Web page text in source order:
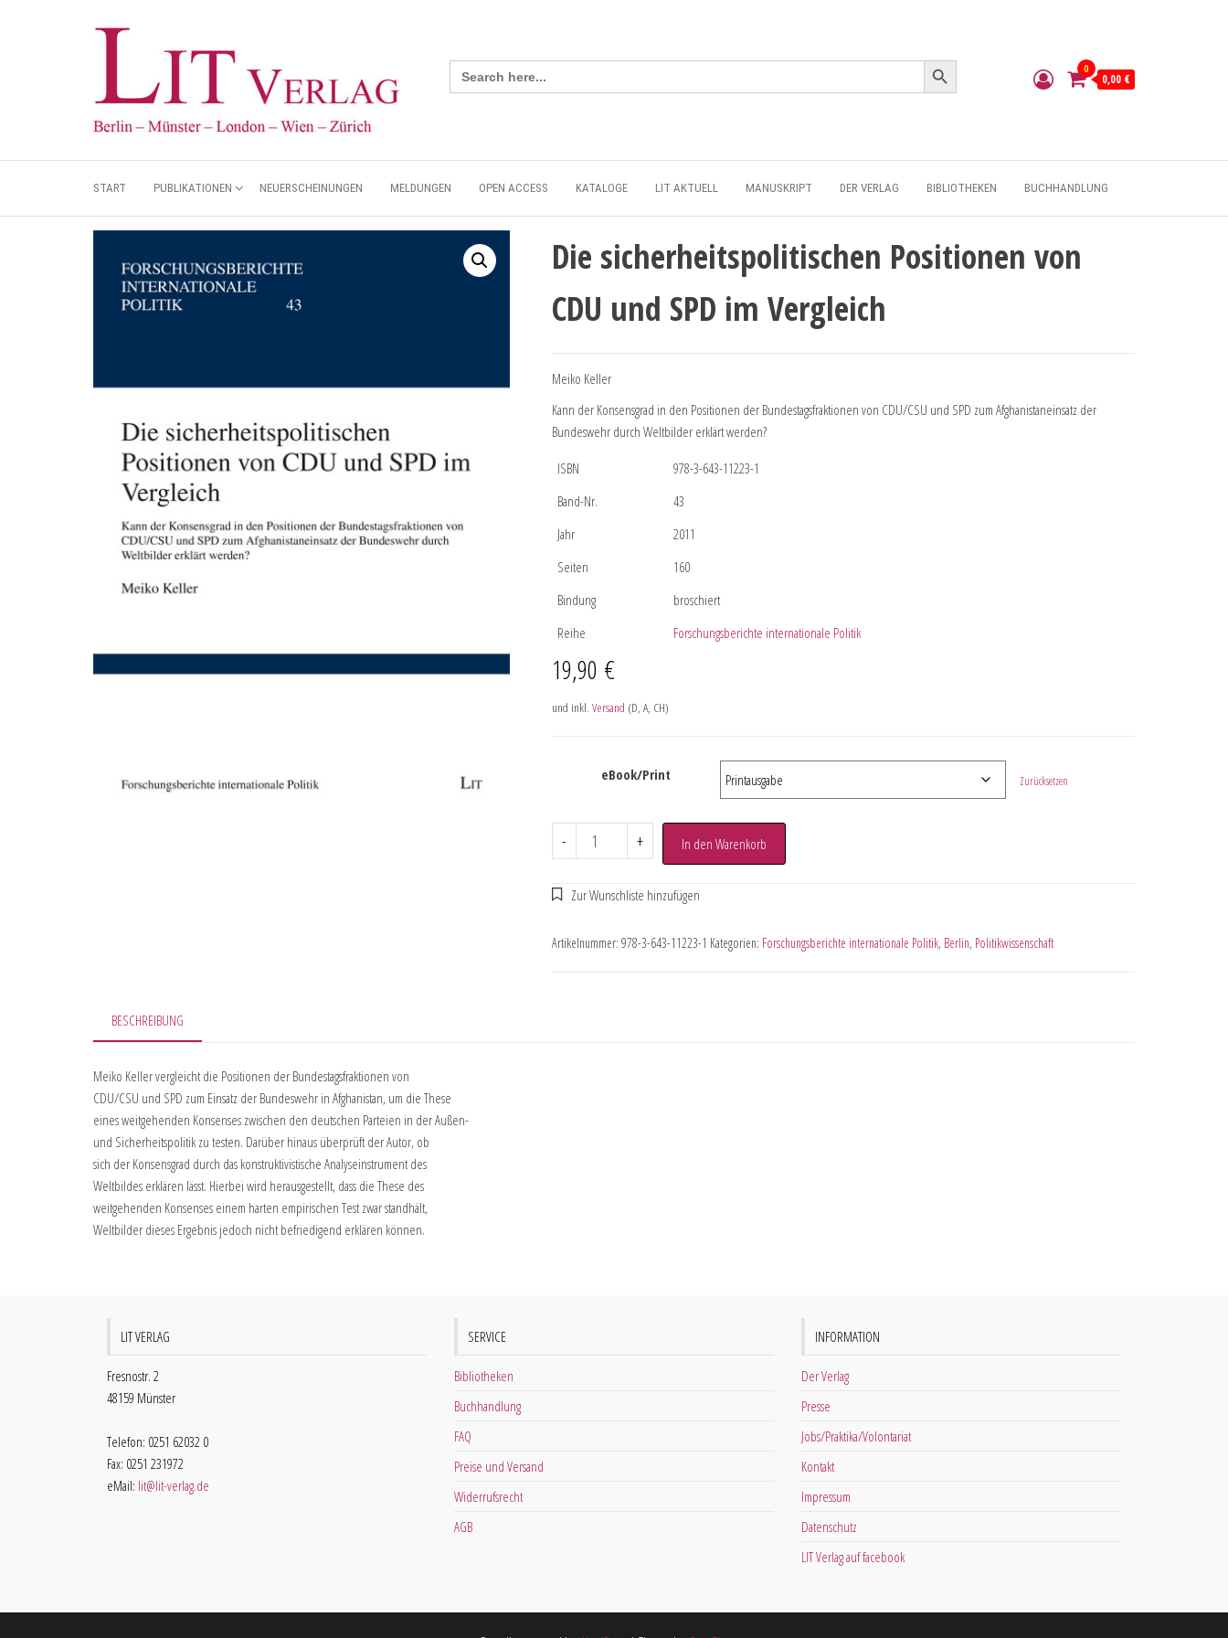
Search
for:
Search Button
0
0,00 €
START PUBLIKATIONEN NEUERSCHEINUNGEN MELDUNGEN OPEN ACCESS KATALOGE LIT AKTUELL MANUSKRIPT DER VERLAG BIBLIOTHEKEN BUCHHANDLUNG
Die sicherheitspolitischen Positionen von
CDU und SPD im Vergleich
Meiko Keller
Kann der Konsensgrad in den Positionen der Bundestagsfraktionen von CDU/CSU und SPD zum Afghanistaneinsatz der
Bundeswehr durch Weltbilder erklärt werden?
ISBN
978-3-643-11223-1
Band-Nr.
43
Jahr
2011
Seiten
160
Bindung
broschiert
Reihe
Forschungsberichte internationale Politik
19,90 €
und inkl. Versand (D, A, CH)
eBook/Print Zurücksetzen
- + In den Warenkorb
Artikelnummer: 978-3-643-11223-1 Kategorien: Forschungsberichte internationale Politik, Berlin, Politikwissenschaft
BESCHREIBUNG
Meiko Keller vergleicht die Positionen der Bundestagsfraktionen von
CDU/CSU und SPD zum Einsatz der Bundeswehr in Afghanistan, um die These
eines weitgehenden Konsenses zwischen den deutschen Parteien in der Außen-
und Sicherheitspolitik zu testen. Darüber hinaus überprüft der Autor, ob
sich der Konsensgrad durch das konstruktivistische Analyseinstrument des
Weltbildes erklären lässt. Hierbei wird herausgestellt, dass die These des
weitgehenden Konsenses einem harten empirischen Test zwar standhält,
Weltbilder dieses Ergebnis jedoch nicht befriedigend erklären können.
LIT VERLAG
Fresnostr. 2
48159 Münster
Telefon: 0251 62032 0
Fax: 0251 231972
eMail: lit@lit-verlag.de
SERVICE
Bibliotheken
Buchhandlung
FAQ
Preise und Versand
Widerrufsrecht
AGB
INFORMATION
Der Verlag
Presse
Jobs/Praktika/Volontariat
Kontakt
Impressum
Datenschutz
LIT Verlag auf facebook